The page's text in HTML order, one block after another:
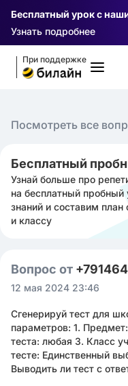
Бесплатный урок с
Узнать подробнее
При поддержке
Посмотреть все
Бесплатный
Узнай больше про
на бесплатный
знаний и составим
и классу
Вопрос от
12 мая 2024 23:46
Сгенерируй тест для
параметров: 1.
теста: любая 3. Класс
тесте: Единственный
Выводить ли тест с